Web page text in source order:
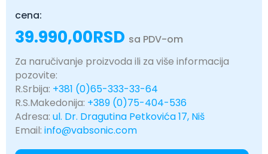
cena:
39.990,00RSD sa PDV-om
Za naručivanje proizvoda ili za više informacija
pozovite:
R.Srbija: +381 (0)65-333-33-64
R.S.Makedonija: +389 (0)75-404-536
Adresa: ul. Dr. Dragutina Petkovića 17, Niš
Email: info@vabsonic.com